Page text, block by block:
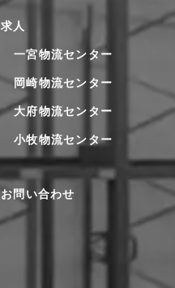
求人
一宮物流センター
岡崎物流センター
大府物流センター
小牧物流センター
お問い合わせ